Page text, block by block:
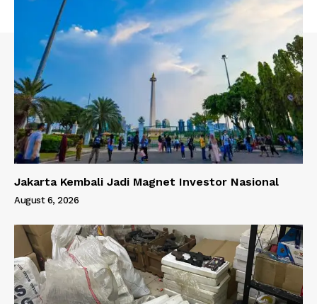
Jakarta Kembali Jadi Magnet Investor Nasional
August 6, 2026